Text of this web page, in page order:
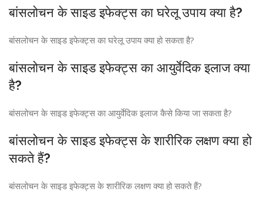
बांसलोचन के साइड इफेक्ट्स का घरेलू उपाय क्या है?
बांसलोचन के साइड इफेक्ट्स का घरेलू उपाय क्या हो सकता है?
बांसलोचन के साइड इफेक्ट्स का आयुर्वेदिक इलाज क्या
है?
बांसलोचन के साइड इफेक्ट्स का आयुर्वेदिक इलाज कैसे किया जा सकता है?
बांसलोचन के साइड इफेक्ट्स के शारीरिक लक्षण क्या हो
सकते हैं?
बांसलोचन के साइड इफेक्ट्स के शारीरिक लक्षण क्या हो सकते हैं?